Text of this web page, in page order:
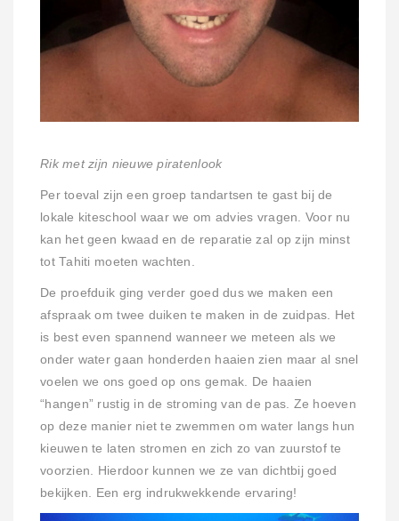
Rik met zijn nieuwe piratenlook
Per toeval zijn een groep tandartsen te gast bij de
lokale kiteschool waar we om advies vragen. Voor nu
kan het geen kwaad en de reparatie zal op zijn minst
tot Tahiti moeten wachten.
De proefduik ging verder goed dus we maken een
afspraak om twee duiken te maken in de zuidpas. Het
is best even spannend wanneer we meteen als we
onder water gaan honderden haaien zien maar al snel
voelen we ons goed op ons gemak. De haaien
“hangen” rustig in de stroming van de pas. Ze hoeven
op deze manier niet te zwemmen om water langs hun
kieuwen te laten stromen en zich zo van zuurstof te
voorzien. Hierdoor kunnen we ze van dichtbij goed
bekijken. Een erg indrukwekkende ervaring!